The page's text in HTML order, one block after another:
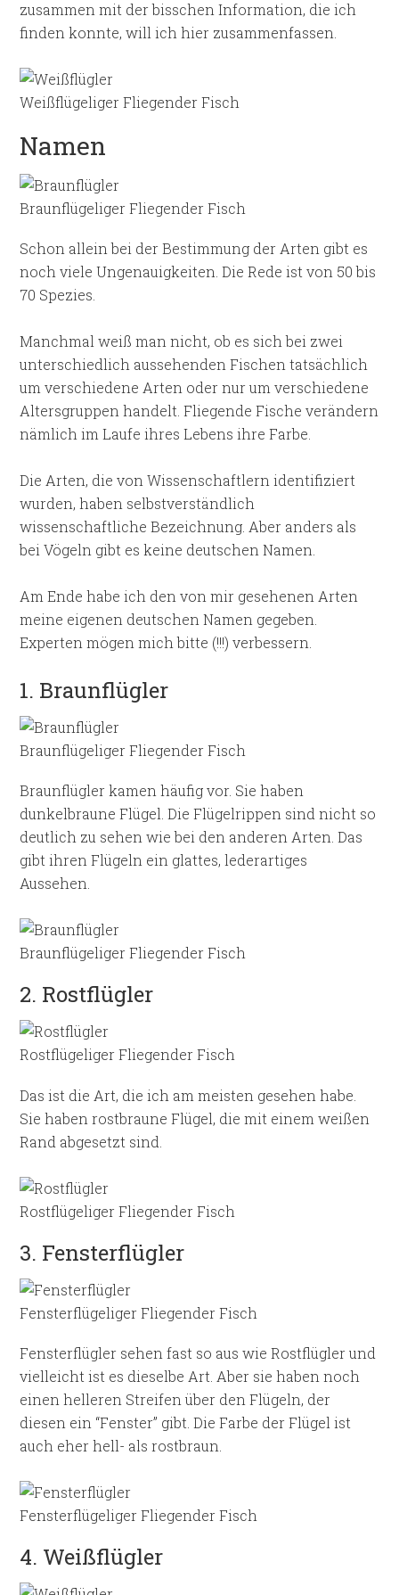
zusammen mit der bisschen Information, die ich
finden konnte, will ich hier zusammenfassen.
Weißflügeliger Fliegender Fisch
Namen
Braunflügeliger Fliegender Fisch
Schon allein bei der Bestimmung der Arten gibt es
noch viele Ungenauigkeiten. Die Rede ist von 50 bis
70 Spezies.
Manchmal weiß man nicht, ob es sich bei zwei
unterschiedlich aussehenden Fischen tatsächlich
um verschiedene Arten oder nur um verschiedene
Altersgruppen handelt. Fliegende Fische verändern
nämlich im Laufe ihres Lebens ihre Farbe.
Die Arten, die von Wissenschaftlern identifiziert
wurden, haben selbstverständlich
wissenschaftliche Bezeichnung. Aber anders als
bei Vögeln gibt es keine deutschen Namen.
Am Ende habe ich den von mir gesehenen Arten
meine eigenen deutschen Namen gegeben.
Experten mögen mich bitte (!!!) verbessern.
1. Braunflügler
Braunflügeliger Fliegender Fisch
Braunflügler kamen häufig vor. Sie haben
dunkelbraune Flügel. Die Flügelrippen sind nicht so
deutlich zu sehen wie bei den anderen Arten. Das
gibt ihren Flügeln ein glattes, lederartiges
Aussehen.
Braunflügeliger Fliegender Fisch
2. Rostflügler
Rostflügeliger Fliegender Fisch
Das ist die Art, die ich am meisten gesehen habe.
Sie haben rostbraune Flügel, die mit einem weißen
Rand abgesetzt sind.
Rostflügeliger Fliegender Fisch
3. Fensterflügler
Fensterflügeliger Fliegender Fisch
Fensterflügler sehen fast so aus wie Rostflügler und
vielleicht ist es dieselbe Art. Aber sie haben noch
einen helleren Streifen über den Flügeln, der
diesen ein “Fenster” gibt. Die Farbe der Flügel ist
auch eher hell- als rostbraun.
Fensterflügeliger Fliegender Fisch
4. Weißflügler